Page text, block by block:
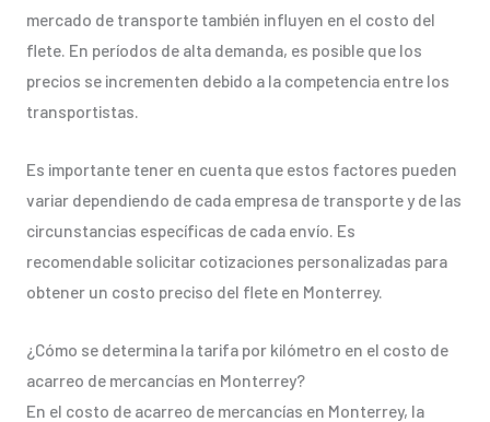
mercado de transporte también influyen en el costo del
flete. En períodos de alta demanda, es posible que los
precios se incrementen debido a la competencia entre los
transportistas.
Es importante tener en cuenta que estos factores pueden
variar dependiendo de cada empresa de transporte y de las
circunstancias específicas de cada envío. Es
recomendable solicitar cotizaciones personalizadas para
obtener un costo preciso del flete en Monterrey.
¿Cómo se determina la tarifa por kilómetro en el costo de
acarreo de mercancías en Monterrey?
En el costo de acarreo de mercancías en Monterrey, la